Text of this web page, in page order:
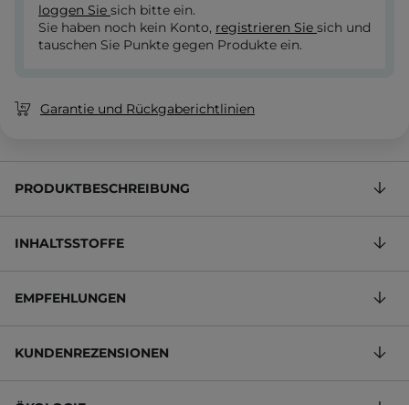
loggen Sie sich bitte ein.
Sie haben noch kein Konto, registrieren Sie sich und
tauschen Sie Punkte gegen Produkte ein.
Garantie und Rückgaberichtlinien
PRODUKTBESCHREIBUNG
INHALTSSTOFFE
EMPFEHLUNGEN
KUNDENREZENSIONEN